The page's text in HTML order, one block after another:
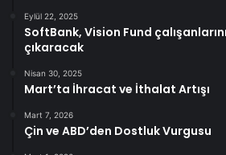
Eylül 22, 2025
SoftBank, Vision Fund
çıkaracak
Nisan 30, 2025
Mart’ta İhracat ve İthalat Artışı
Mart 7, 2026
Çin ve ABD’den Dostluk Vurgusu